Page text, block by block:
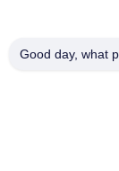
Έξυπνο
ηλεκτρονικό
Good day, what